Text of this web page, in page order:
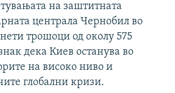
на заштитната
централа Чернобил во
трошоци од околу 575
дека Киев останува во
на високо ниво и
глобални кризи.